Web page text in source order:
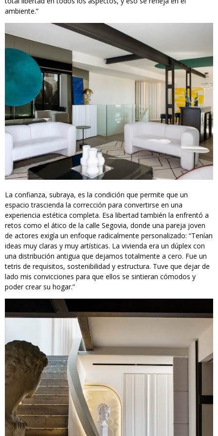
ambiente.”
La confianza, subraya, es la condición que permite que un
espacio trascienda la corrección para convertirse en una
experiencia estética completa. Esa libertad también la enfrentó a
retos como el ático de la calle Segovia, donde una pareja joven
de actores exigía un enfoque radicalmente personalizado: “Tenían
ideas muy claras y muy artísticas. La vivienda era un dúplex con
una distribución antigua que dejamos totalmente a cero. Fue un
tetris de requisitos, sostenibilidad y estructura. Tuve que dejar de
lado mis convicciones para que ellos se sintieran cómodos y
poder crear su hogar.”